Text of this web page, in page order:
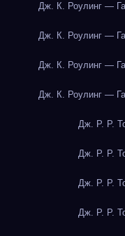
Дж. К. Роулинг —
Дж. К. Роулинг —
Дж. К. Роулинг —
Дж. К. Роулинг —
Дж. Р. Р.
Дж. Р. Р.
Дж. Р. Р.
Дж. Р. Р.